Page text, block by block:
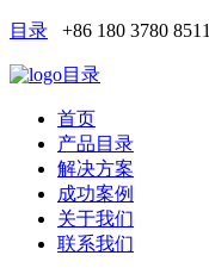
目录 +86 180 3780 8511
目录
首页
产品目录
解决方案
成功案例
关于我们
联系我们